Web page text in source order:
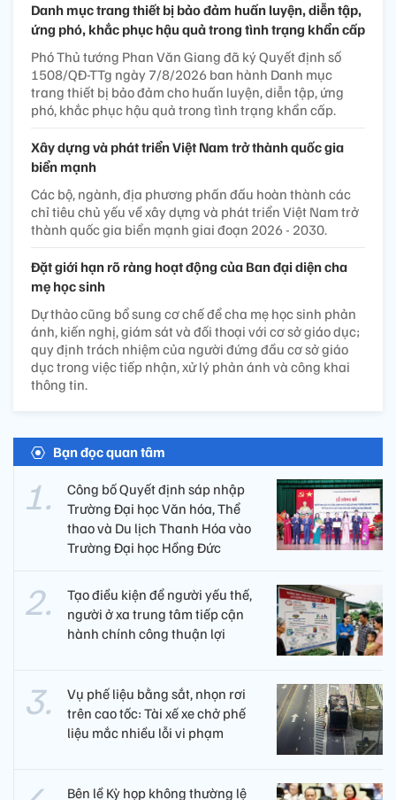
Danh mục trang thiết bị bảo đảm huấn luyện, diễn tập,
ứng phó, khắc phục hậu quả trong tình trạng khẩn cấp
Phó Thủ tướng Phan Văn Giang đã ký Quyết định số
1508/QĐ-TTg ngày 7/8/2026 ban hành Danh mục
trang thiết bị bảo đảm cho huấn luyện, diễn tập, ứng
phó, khắc phục hậu quả trong tình trạng khẩn cấp.
Xây dựng và phát triển Việt Nam trở thành quốc gia
biển mạnh
Các bộ, ngành, địa phương phấn đấu hoàn thành các
chỉ tiêu chủ yếu về xây dựng và phát triển Việt Nam trở
thành quốc gia biển mạnh giai đoạn 2026 - 2030.
Đặt giới hạn rõ ràng hoạt động của Ban đại diện cha
mẹ học sinh
Dự thảo cũng bổ sung cơ chế để cha mẹ học sinh phản
ánh, kiến nghị, giám sát và đối thoại với cơ sở giáo dục;
quy định trách nhiệm của người đứng đầu cơ sở giáo
dục trong việc tiếp nhận, xử lý phản ánh và công khai
thông tin.
Bạn đọc quan tâm
Công bố Quyết định sáp nhập
Trường Đại học Văn hóa, Thể
thao và Du lịch Thanh Hóa vào
Trường Đại học Hồng Đức
Tạo điều kiện để người yếu thế,
người ở xa trung tâm tiếp cận
hành chính công thuận lợi
Vụ phế liệu bằng sắt, nhọn rơi
trên cao tốc: Tài xế xe chở phế
liệu mắc nhiều lỗi vi phạm
Bên lề Kỳ họp không thường lệ